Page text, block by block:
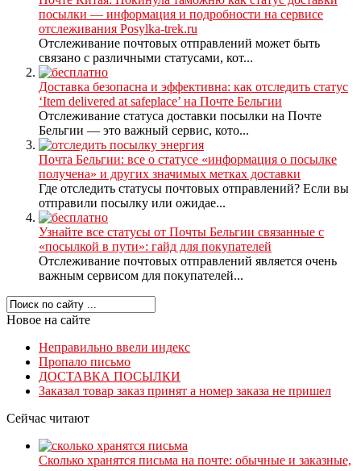
посылки — информация и подробности на сервисе
отслеживания Posylka-trek.ru
Отслеживание почтовых отправлений может быть
связано с различными статусами, кот...
Доставка безопасна и эффективна: как отследить статус
‘Item delivered at safeplace’ на Почте Бельгии
Отслеживание статуса доставки посылки на Почте
Бельгии — это важный сервис, кото...
Почта Бельгии: все о статусе «информация о посылке
получена» и других значимых метках доставки
Где отследить статусы почтовых отправлений? Если вы
отправили посылку или ожидае...
Узнайте все статусы от Почты Бельгии связанные с
«посылкой в пути»: гайд для покупателей
Отслеживание почтовых отправлений является очень
важным сервисом для покупателей...
Новое на сайте
Неправильно ввели индекс
Пропало письмо
ДОСТАВКА ПОСЫЛКИ
Заказал товар заказ принят а номер заказа не пришел
Сейчас читают
Сколько хранятся письма на почте: обычные и заказные,